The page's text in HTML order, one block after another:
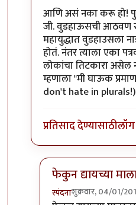
आणि असं नका करू हो!
जी. वुडहाऊसची आठवण
महायुद्धात वुडहाउसला
होतं. नंतर त्याला एका
लोकांचा तिटकारा असेल
म्हणाला "मी घाऊक
don't hate in plurals!)
प्रतिसाद देण्यासाठी
फेकुन द्यायच्या
स्पंदनाशुक्रवार, 04/01/